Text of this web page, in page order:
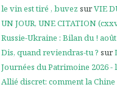
le vin est tiré , buvez surVIE
UN JOUR, UNE CITATION
Russie-Ukraine : Bilan du !
Dis, quand reviendras-tu ? sur
Journées du Patrimoine 2026 -
Allié discret: comment la Chine